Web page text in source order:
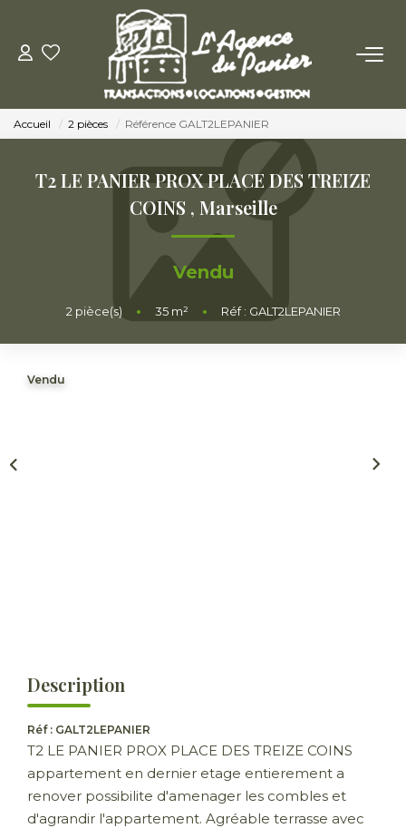
ACHETER
Acheter
Nos Conseils Pour Acquérir
LOUER
Louer
Nos Conseils Aux Locataires
Accueil 2 pièces Référence GALT2LEPANIER
T2 LE PANIER PROX PLACE DES TREIZE
COINS , Marseille
Vendu
2 pièce(s) • 35m² • Réf : GALT2LEPANIER
Vendu
Description
Réf : GALT2LEPANIER
T2 LE PANIER PROX PLACE DES TREIZE COINS
appartement en dernier etage entierement a
renover possibilite d'amenager les combles et
d'agrandir l'appartement. Agréable terrasse avec